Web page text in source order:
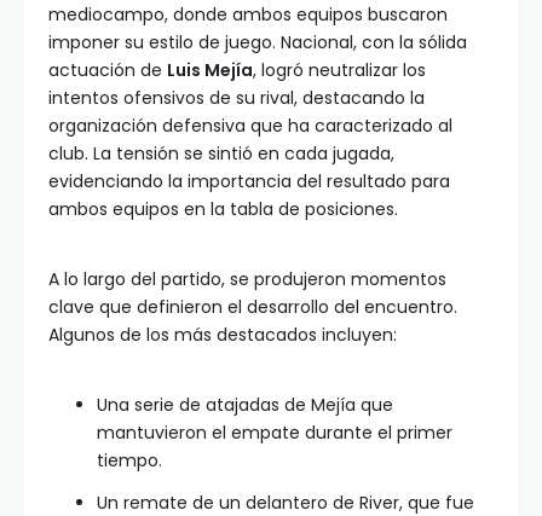
mediocampo, donde ambos equipos buscaron
imponer su estilo de juego. Nacional, con la sólida
actuación de Luis Mejía, logró neutralizar los
intentos ofensivos de su rival, destacando la
organización defensiva que ha caracterizado al
club. La tensión se sintió en cada jugada,
evidenciando la importancia del resultado para
ambos equipos en la tabla de posiciones.
A lo largo del partido, se produjeron momentos
clave que definieron el desarrollo del encuentro.
Algunos de los más destacados incluyen:
Una serie de atajadas de Mejía que
mantuvieron el empate durante el primer
tiempo.
Un remate de un delantero de River, que fue